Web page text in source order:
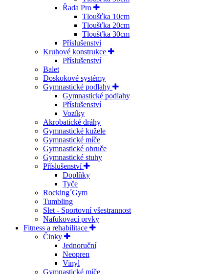
Řada Pro
Tloušťka 10cm
Tloušťka 20cm
Tloušťka 30cm
Příslušenství
Kruhové konstrukce
Příslušenství
Balet
Doskokové systémy
Gymnastické podlahy
Gymnastické podlahy
Příslušenství
Vozíky
Akrobatické dráhy
Gymnastické kužele
Gymnastické míče
Gymnastické obruče
Gymnastické stuhy
Příslušenství
Doplňky
Tyče
Rocking´Gym
Tumbling
Slet - Sportovní všestrannost
Nafukovací prvky
Fitness a rehabilitace
Činky
Jednoruční
Neopren
Vinyl
Gymnastické míče